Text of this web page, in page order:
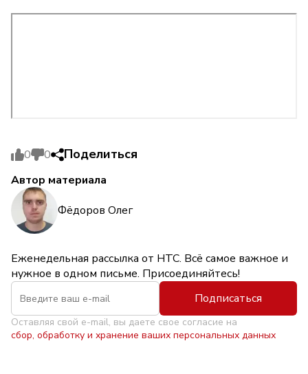
0 0 Поделиться
Автор материала
Фёдоров Олег
Еженедельная рассылка от НТС. Всё самое важное и
нужное в одном письме. Присоединяйтесь!
Подписаться
Оставляя свой e-mail, вы даете свое согласие на
сбор, обработку и хранение ваших персональных данных